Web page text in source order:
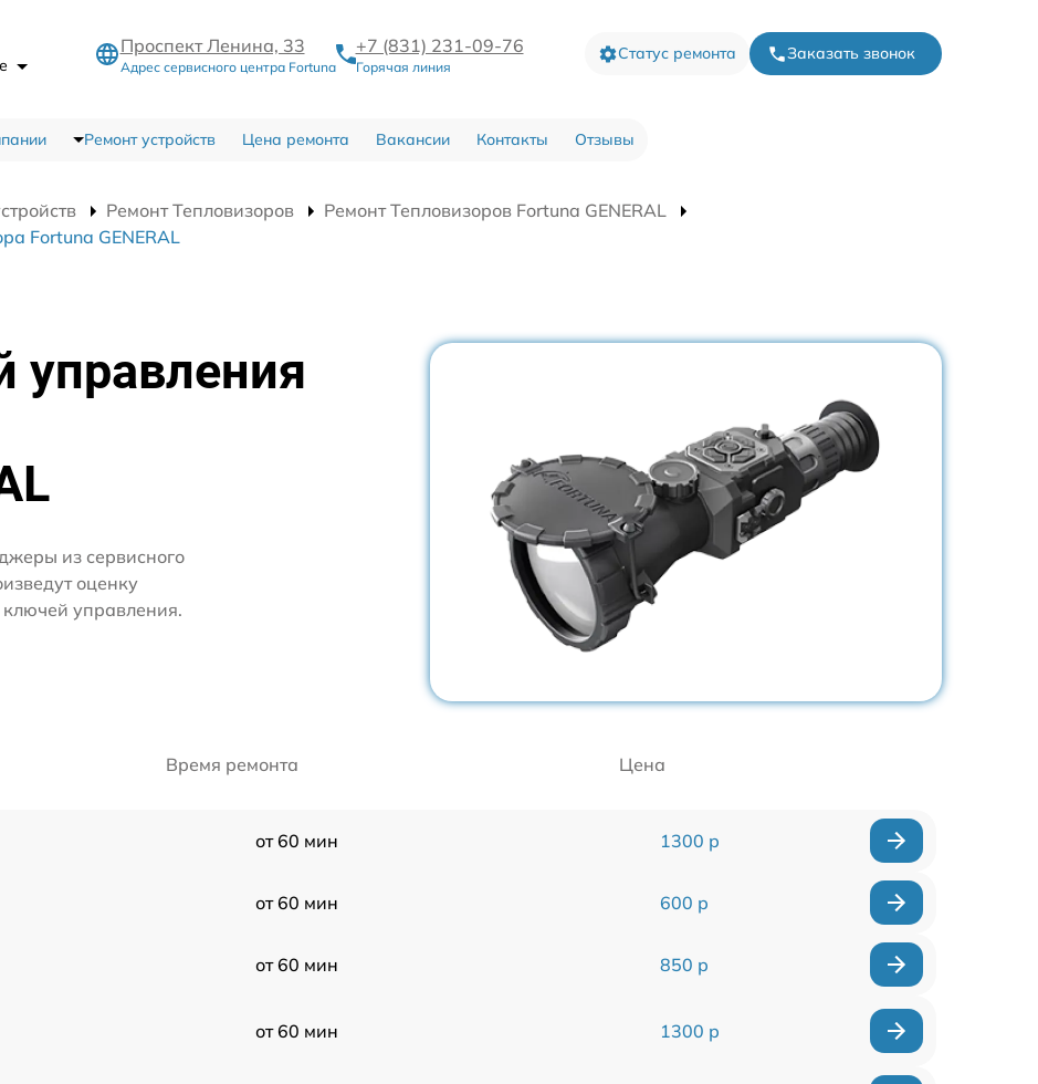
Проспект Ленина, 33
Адрес сервисного центра Fortuna
+7 (831) 231-09-76
Горячая линия
Статус ремонта Заказать звонок
Ремонт устройств Цена ремонта Вакансии Контакты Отзывы
Ремонт Тепловизоров
Ремонт Тепловизоров Fortuna GENERAL
Fortuna GENERAL
управления
из сервисного
оценку
управления.
Время ремонта Цена
от 60 мин 1300 р
от 60 мин 600 р
от 60 мин 850 р
от 60 мин 1300 р